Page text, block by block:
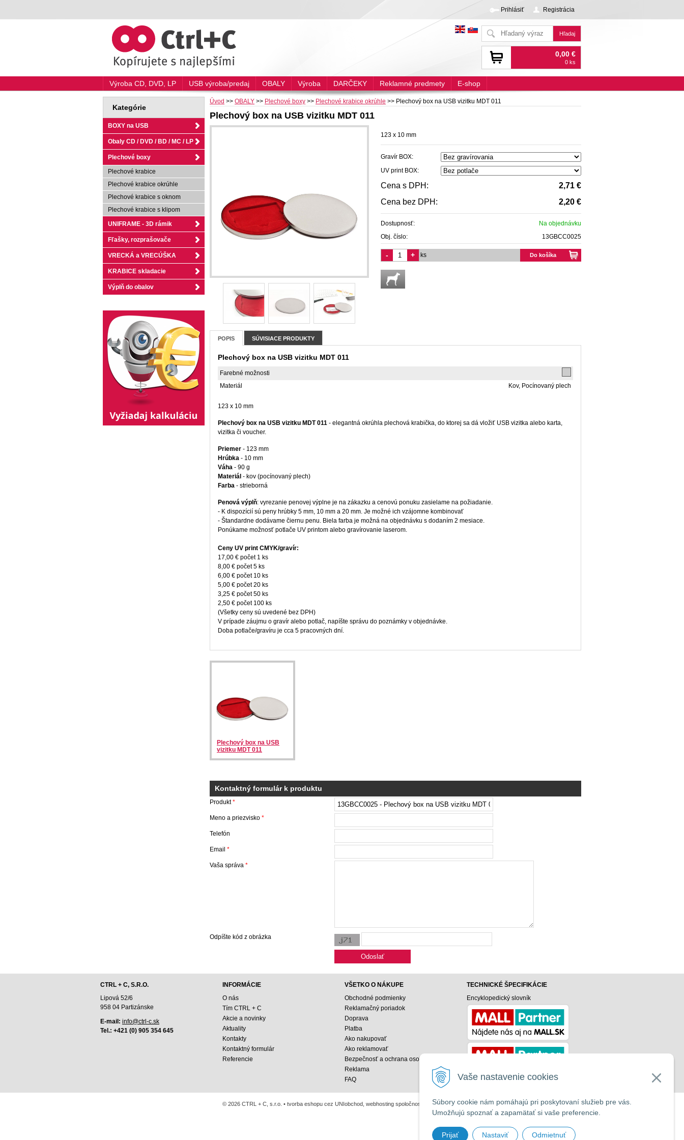
Vaše nastavenie cookies
Súbory cookie nám pomáhajú pri poskytovaní služieb pre vás.
Umožňujú spoznať a zapamätať si vaše preferencie.
Prijať Nastaviť Odmietnuť
Prihlásiť Registrácia
0,00 €
0 ks
Úvod >> OBALY >> Plechové boxy >> Plechové krabice okrúhle >> Plechový box na USB vizitku MDT 011
Plechový box na USB vizitku MDT 011
123 x 10 mm
Gravír BOX:
UV print BOX:
Cena s DPH:
2,71 €
Cena bez DPH:
2,20 €
Dostupnosť:
Na objednávku
Obj. číslo:
13GBCC0025
Do košíka
- + ks
POPIS SÚVISIACE PRODUKTY
Plechový box na USB vizitku MDT 011
Farebné možnosti
Materiál
Kov, Pocínovaný plech
123 x 10 mm
Plechový box na USB vizitku MDT 011 - elegantná okrúhla plechová krabička, do ktorej sa dá vložiť USB vizitka alebo karta,
vizitka či voucher.
Priemer - 123 mm
Hrúbka - 10 mm
Váha - 90 g
Materiál - kov (pocínovaný plech)
Farba - strieborná
Penová výplň: vyrezanie penovej výplne je na zákazku a cenovú ponuku zasielame na požiadanie.
- K dispozícií sú peny hrúbky 5 mm, 10 mm a 20 mm. Je možné ich vzájomne kombinovať
- Štandardne dodávame čiernu penu. Biela farba je možná na objednávku s dodaním 2 mesiace.
Ponúkame možnosť potlače UV printom alebo gravírovanie laserom.
Ceny UV print CMYK/gravír:
17,00 € počet 1 ks
8,00 € počet 5 ks
6,00 € počet 10 ks
5,00 € počet 20 ks
3,25 € počet 50 ks
2,50 € počet 100 ks
(Všetky ceny sú uvedené bez DPH)
V prípade záujmu o gravír alebo potlač, napíšte správu do poznámky v objednávke.
Doba potlače/gravíru je cca 5 pracovných dní.
Plechový box na USB
vizitku MDT 011
Kontaktný formulár k produktu
Produkt*
Meno a priezvisko *
Telefón
Email *
Vaša správa *
Odpíšte kód z obrázka
Kategórie
BOXY na USB
Obaly CD / DVD / BD / MC / LP
Plechové boxy
Plechové krabice
Plechové krabice okrúhle
Plechové krabice s oknom
Plechové krabice s klipom
UNIFRAME - 3D rámik
Fľašky, rozprašovače
VRECKÁ a VRECÚŠKA
KRABICE skladacie
Výplň do obalov
Výroba CD, DVD, LP USB výroba/predaj OBALY Výroba DARČEKY Reklamné predmety E-shop
CTRL + C, S.R.O.
Lipová 52/6
958 04 Partizánske
E-mail: info@ctrl-c.sk
Tel.: +421 (0) 905 354 645
INFORMÁCIE
O nás
Tím CTRL + C
Akcie a novinky
Aktuality
Kontakty
Kontaktný formulár
Referencie
VŠETKO O NÁKUPE
Obchodné podmienky
Reklamačný poriadok
Doprava
Platba
Ako nakupovať
Ako reklamovať
Bezpečnosť a ochrana osobných údajov
Reklama
FAQ
TECHNICKÉ ŠPECIFIKÁCIE
Encyklopedický slovník
© 2026 CTRL + C, s.r.o. • tvorba eshopu cez UNIobchod webhosting spoločnosti WEBYGROUP